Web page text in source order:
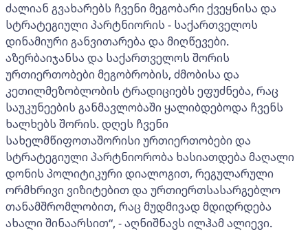
ძალიან გვახარებს ჩვენი მეგობარი ქვეყნისა და
სტრატეგიული პარტნიორის - საქართველოს
დინამიური განვითარება და მიღწევები.
აზერბაიჯანსა და საქართველოს შორის
ურთიერთობები მეგობრობის, ძმობისა და
კეთილმეზობლობის ტრადიციებს ეფუძნება, რაც
საუკუნეების განმავლობაში ყალიბდებოდა ჩვენს
ხალხებს შორის. დღეს ჩვენი
სახელმწიფოთაშორისი ურთიერთობები და
სტრატეგიული პარტნიორობა ხასიათდება მაღალი
დონის პოლიტიკური დიალოგით, რეგულარული
ორმხრივი ვიზიტებით და ურთიერთსასარგებლო
თანამშრომლობით, რაც მუდმივად მდიდრდება
ახალი შინაარსით“, - აღნიშნავს ილჰამ ალიევი.